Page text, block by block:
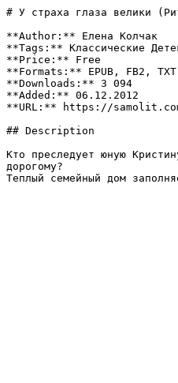
# У страха глаза велики
**Author:** Елена Колчак
**Tags:** Классические
**Price:** Free
**Formats:** EPUB, FB2, TXT
**Downloads:** 3 094
**Added:** 06.12.2012
**URL:** https://
## Description
Кто преследует юную
дорогому?
Теплый семейный дом